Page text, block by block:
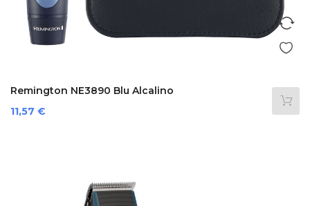
Remington NE3890 Blu Alcalino
Prezzo
11,57 €